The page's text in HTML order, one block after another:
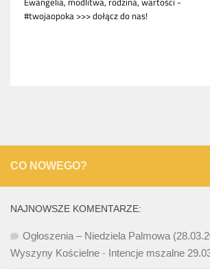
CO NOWEGO?
NAJNOWSZE KOMENTARZE:
Ogłoszenia – Niedziela Palmowa
Wyszyny Kościelne - Intencje mszalne